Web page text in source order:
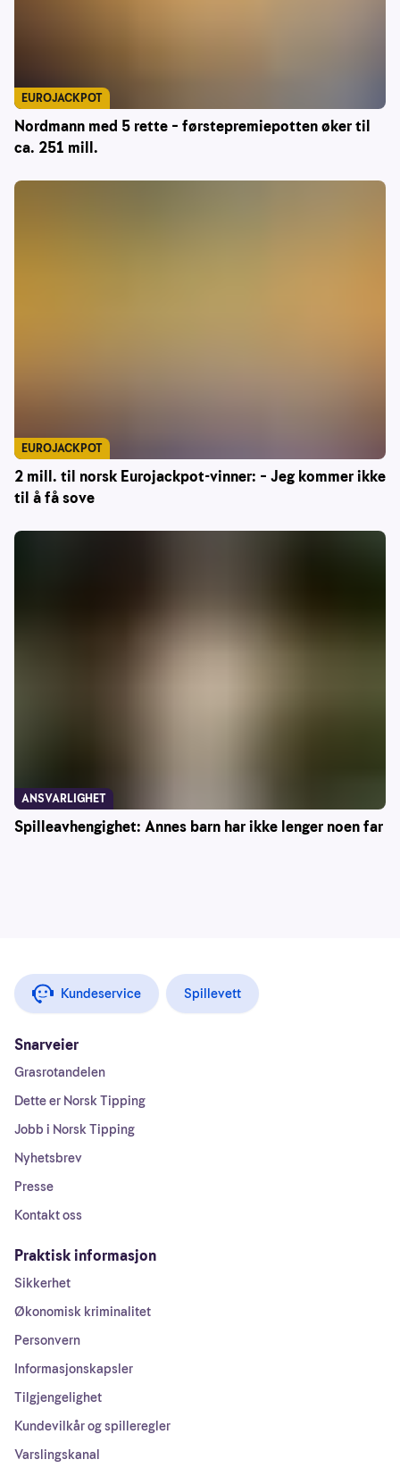
Nordmann med 5 rette – førstepremiepotten øker til
ca. 251 mill.
EUROJACKPOT
2 mill. til norsk Eurojackpot-vinner: – Jeg kommer ikke
til å få sove
EUROJACKPOT
Spilleavhengighet: Annes barn har ikke lenger noen far
ANSVARLIGHET
Kundeservice Spillevett
Snarveier
Grasrotandelen
Dette er Norsk Tipping
Jobb i Norsk Tipping
Nyhetsbrev
Presse
Kontakt oss
Praktisk informasjon
Sikkerhet
Økonomisk kriminalitet
Personvern
Informasjonskapsler
Tilgjengelighet
Kundevilkår og spilleregler
Varslingskanal